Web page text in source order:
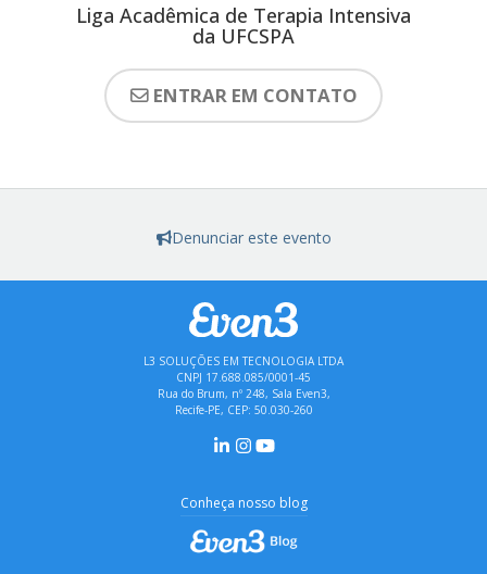
Liga Acadêmica de Terapia Intensiva
da UFCSPA
ENTRAR EM CONTATO
Denunciar este evento
L3 SOLUÇÕES EM TECNOLOGIA LTDA
CNPJ 17.688.085/0001-45
Rua do Brum, nº 248, Sala Even3,
Recife-PE, CEP: 50.030-260
Conheça nosso blog